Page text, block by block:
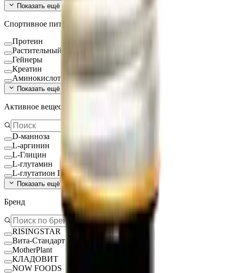
Показать ещё (
Спортивное питание
Протеин
Растительный протеин
Гейнеры
Креатин
Аминокислоты
Показать ещё (
Активное вещество
D-манноза
L-аргинин
L-Глицин
L-глутамин
L-глутатион Глутатион
Показать ещё ( 140)
Бренд
RISINGSTAR
Вита-Стандарт
MotherPlant
КЛАДОВИТ
NOW FOODS